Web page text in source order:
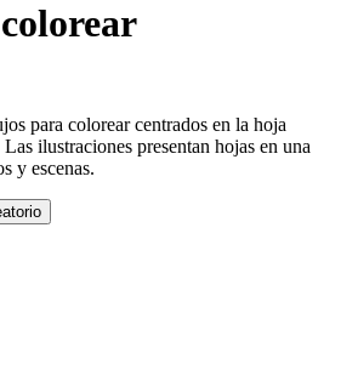
para colorear centrados en la hoja
ilustraciones presentan hojas en una
y escenas.